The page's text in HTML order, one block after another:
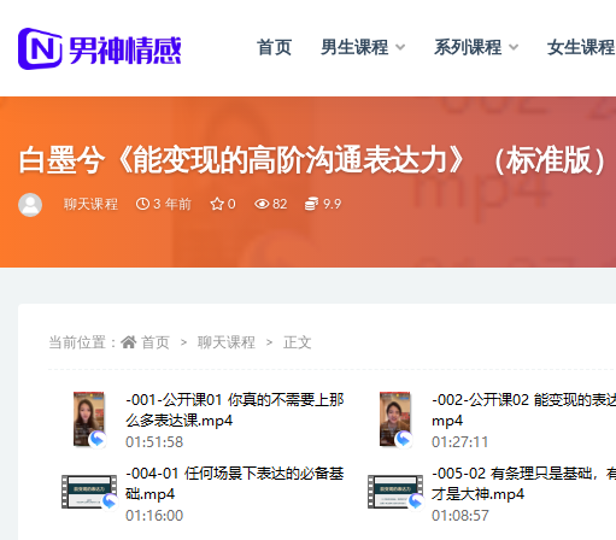
首页 男生课程 系列课程 女生课程
白墨兮《能变现的高阶沟通表达力》（标准版）
聊天课程 3 年前 0 82 9.9
当前位置： 首页 聊天课程 正文